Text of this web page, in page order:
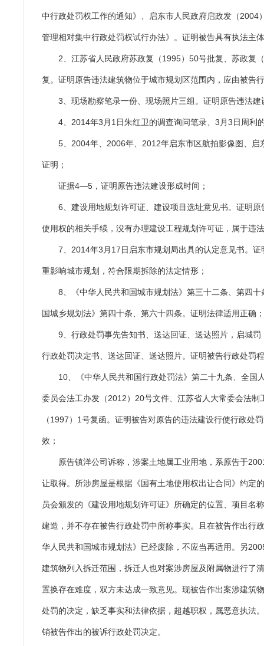
中行政处罚权工作的通知》、启东市人民政府启政发（2004
管理相对集中行政处罚权试行办法》。证明被告具有执法主
2、江苏省人民政府苏政复（1995）50号批复、苏政复
复。证明原告违法建筑物位于城市规划区范围内，应由被告
3、现场勘察笔录一份、现场照片三组。证明原告违法建
4、2014年3月1日朱红卫的调查询问笔录、3月3日周利
5、2004年、2006年、2012年启东市区航拍影像图、启
证明；
证据4—5，证明原告违法建设形成时间；
6、建设用地规划许可证、建设项目选址意见书。证明
使用权的相关手续，没有办理建设工程规划许可证，属于违
7、2014年3月17日启东市规划局出具的认定意见书。证
重影响城市规划，符合限期拆除的法定情形；
8、《中华人民共和国城市规划法》第三十二条、第四
国城乡规划法》第四十条、第六十四条。证明法律适用正确；
9、行政处罚事先告知书、送达回证、送达照片，启城
行政处罚决定书、送达回证、送达照片。证明被告行政处罚
10、《中华人民共和国行政处罚法》第二十九条、全国
委员会法工办发（2012）20号文件、江苏省人大常委会法制
（1997）1号复函。证明被告对原告的违法建设行使行政处
效；
原告镇洋公司诉称，涉案土地属工业用地，系原告于
让取得。所涉房屋是根据《国有土地使用权出让合同》约定
员会颁发的《建设用地规划许可证》所确定的位置、项目名
建造，并不存在被告行政处罚中所称事实。且在被告作出行
华人民共和国城市规划法》已经废除，不应当再适用。另
建筑物列入拆迁范围，拆迁人也对案涉房屋及附属物进行了
置换存在难度，双方未达成一致意见。现被告作出案涉建筑
处罚的决定，缺乏事实和法律依据，超越职权，属恶意执法
销被告作出的被诉行政处罚决定。